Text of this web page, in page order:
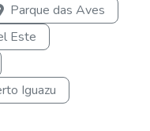
Parque das Aves
Este
Iguazu